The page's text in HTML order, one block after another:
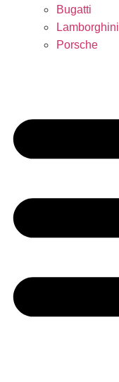
Bugatti
Lamborghini
Porsche